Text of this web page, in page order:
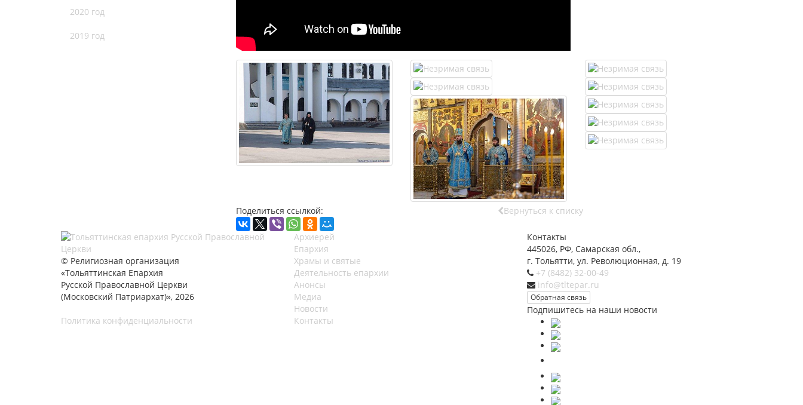
2020 год
2019 год
Поделиться ссылкой: Вернуться к списку
© Религиозная организация
«Тольяттинская Епархия
Русской Православной Церкви
(Московский Патриархат)», 2026
Политика конфиденциальности
Архиерей
Епархия
Храмы и святые
Деятельность епархии
Анонсы
Медиа
Новости
Контакты
Контакты
445026, РФ, Самарская обл.,
г. Тольятти, ул. Революционная, д. 19
+7 (8482) 32-00-49
info@tltepar.ru
Обратная связь
Подпишитесь на наши новости